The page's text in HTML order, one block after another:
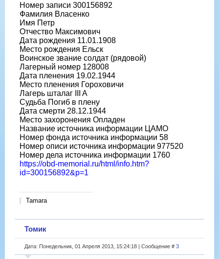
Номер записи 300156892
Фамилия Власенко
Имя Петр
Отчество Максимович
Дата рождения 11.01.1908
Место рождения Ельск
Воинское звание солдат (рядовой)
Лагерный номер 128008
Дата пленения 19.02.1944
Место пленения Гороховичи
Лагерь шталаг III A
Судьба Погиб в плену
Дата смерти 28.12.1944
Место захоронения Опладен
Название источника информации ЦАМО
Номер фонда источника информации 58
Номер описи источника информации 977520
Номер дела источника информации 1760
https://obd-memorial.ru/html/info.htm?
id=300156892&p=1
Tamara
Томик
Дата: Понедельник, 01 Апреля 2013, 15:24:18 | Сообщение # 3